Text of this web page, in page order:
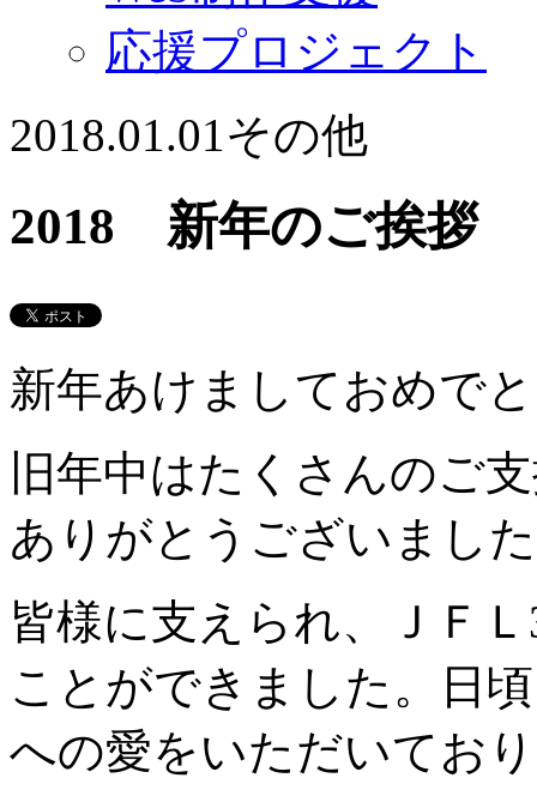
応援プロジェクト
2018.01.01その他
2018 新年のご挨拶
新年あけましておめで
旧年中はたくさんのご
ありがとうございまし
皆様に支えられ、ＪＦ
ことができました。日
への愛をいただいてお